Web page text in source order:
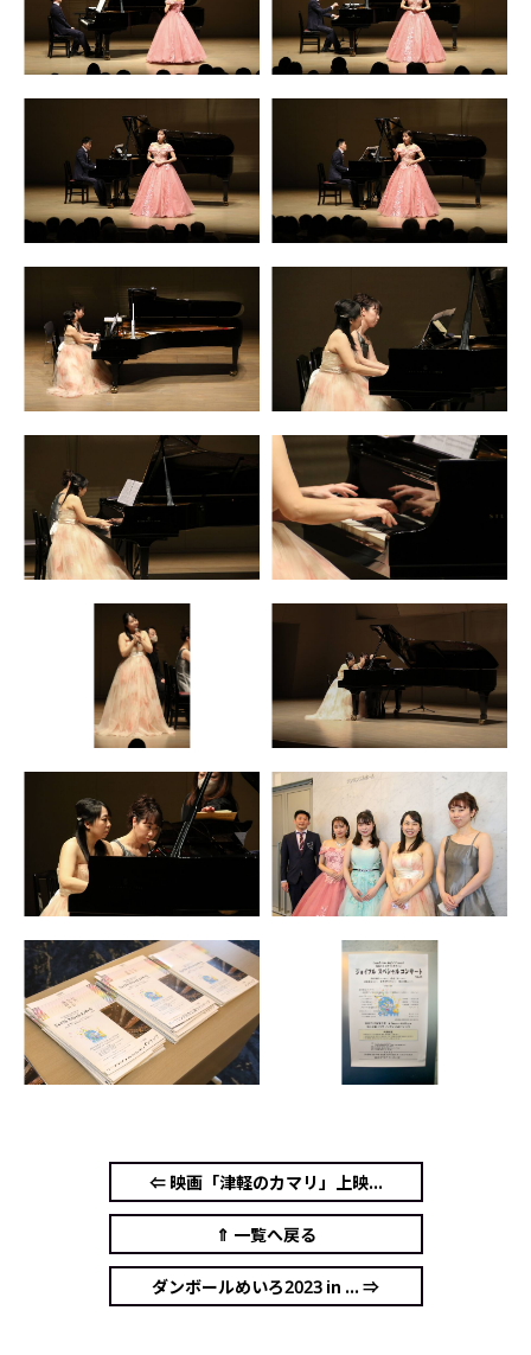
⇐ 映画「津軽のカマリ」上映...
⇑ 一覧へ戻る
ダンボールめいろ2023 in ... ⇒